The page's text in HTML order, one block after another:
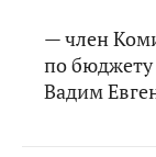
— член
по
Вадим